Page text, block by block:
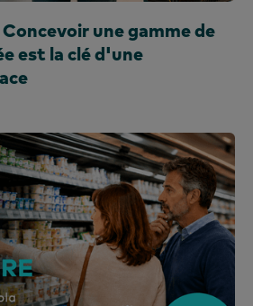
une gamme de
est la clé d'une